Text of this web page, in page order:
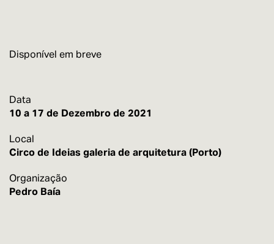
Disponível em breve
Data
10 a 17 de Dezembro de 2021
Local
Circo de Ideias galeria de arquitetura (Porto)
Organização
Pedro Baía